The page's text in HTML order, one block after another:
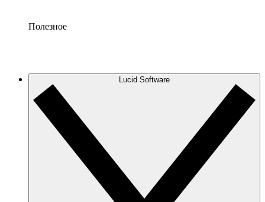
Полезное
Lucid Software